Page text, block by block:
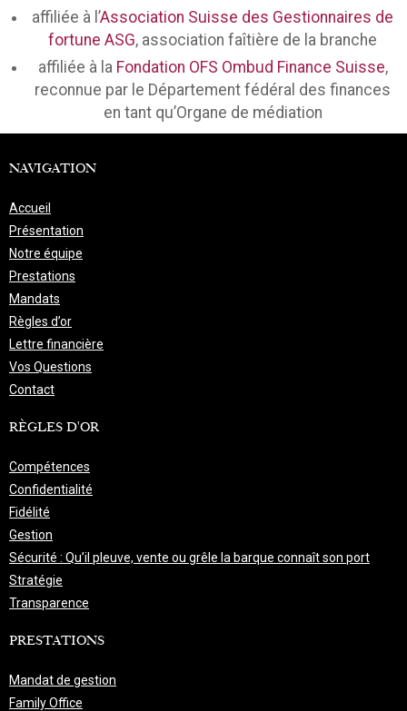
affiliée à l’Association Suisse des Gestionnaires de
fortune ASG, association faîtière de la branche
affiliée à la Fondation OFS Ombud Finance Suisse,
reconnue par le Département fédéral des finances
en tant qu’Organe de médiation
NAVIGATION
Accueil
Présentation
Notre équipe
Prestations
Mandats
Règles d’or
Lettre financière
Vos Questions
Contact
RÈGLES D'OR
Compétences
Confidentialité
Fidélité
Gestion
Sécurité : Qu’il pleuve, vente ou grêle la barque connaît son port
Stratégie
Transparence
PRESTATIONS
Mandat de gestion
Family Office